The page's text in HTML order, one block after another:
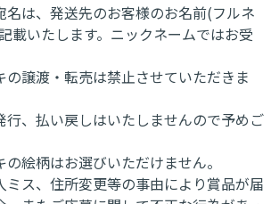
は、発送先のお客様のお名前(フルネ
載いたします。ニックネームではお受
譲渡・転売は禁止させていただきま
、払い戻しはいたしませんので予めご
絵柄はお選びいただけません。
ス、住所変更等の事由により賞品が届